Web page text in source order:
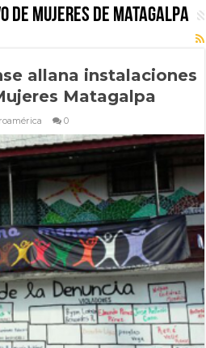
de Mujeres de Matagalpa
allana instalaciones
Matagalpa
0